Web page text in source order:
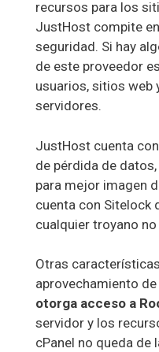
recursos para los
JustHost compite
seguridad. Si hay
de este proveedor
usuarios, sitios web
servidores.
JustHost cuenta
de pérdida de
para mejor imagen
cuenta con Sitelock
cualquier troyano
Otras
aprovechamiento
otorga acceso a
servidor y los
cPanel no queda de